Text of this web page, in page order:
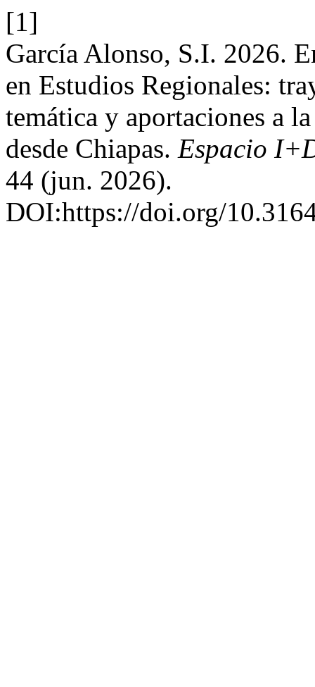
[1]
García Alonso, S.I. 2026.
en Estudios Regionales:
temática y aportaciones a
desde Chiapas. Espacio
44 (jun. 2026).
DOI:https://doi.org/